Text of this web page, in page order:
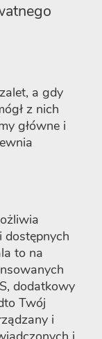
a gdy
z nich
główne i
dostępnych
to na
dodatkowy
Twój
i